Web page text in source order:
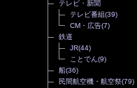
テレビ・新聞
テレビ番組(39)
CM・広告(7)
鉄道
JR(44)
ことでん(9)
船(36)
民間航空機・航空祭(79)